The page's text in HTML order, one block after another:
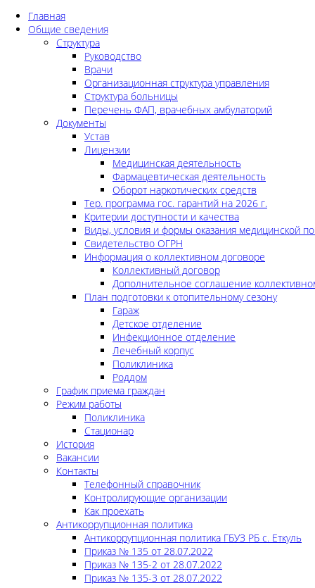
Главная
Общие сведения
Структура
Руководство
Врачи
Организационная структура управления
Структура больницы
Перечень ФАП, врачебных амбулаторий
Документы
Устав
Лицензии
Медицинская деятельность
Фармацевтическая деятельность
Оборот наркотических средств
Тер. программа гос. гарантий на 2026 г.
Критерии доступности и качества
Виды, условия и формы оказания медицинской
Свидетельство ОГРН
Информация о коллективном договоре
Коллективный договор
Дополнительное соглашение
План подготовки к отопительному сезону
Гараж
Детское отделение
Инфекционное отделение
Лечебный корпус
Поликлиника
Роддом
График приема граждан
Режим работы
Поликлиника
Стационар
История
Вакансии
Контакты
Телефонный справочник
Контролирующие организации
Как проехать
Антикоррупционная политика
Антикоррупционная политика ГБУЗ РБ с. Еткуль
Приказ № 135 от 28.07.2022
Приказ № 135-2 от 28.07.2022
Приказ № 135-3 от 28.07.2022